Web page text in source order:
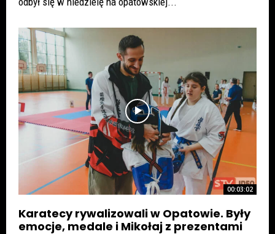
00:03:02
Karatecy rywalizowali w Opatowie. Były
emocje, medale i Mikołaj z prezentami